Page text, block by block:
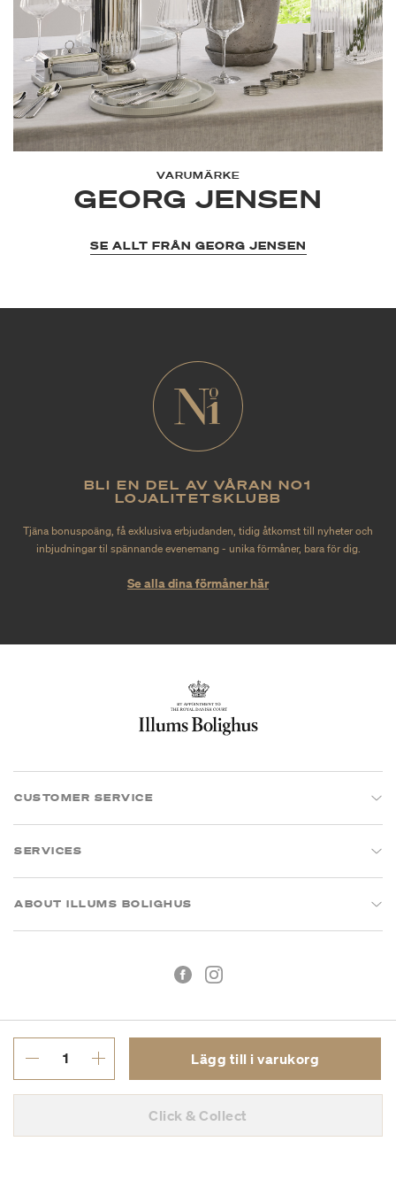
Lägg till i varukorg
Click & Collect
VARUMÄRKE
GEORG JENSEN
SE ALLT FRÅN GEORG JENSEN
BLI EN DEL AV VÅRAN NO1
LOJALITETSKLUBB
Tjäna bonuspoäng, få exklusiva erbjudanden, tidig åtkomst till nyheter och
inbjudningar til spännande evenemang - unika förmåner, bara för dig.
Se alla dina förmåner här
CUSTOMER SERVICE
SERVICES
ABOUT ILLUMS BOLIGHUS
Org.nr: 55681353-8701